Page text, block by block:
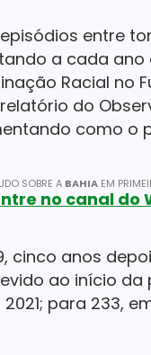
entre
a cada ano
Racial no
relatório do
como o
SOBRE A BAHIA EM
no canal do
cinco anos
ao início
2021; para 233,